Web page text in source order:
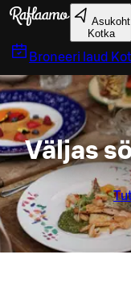
Liigu peamise sisu
Asukoht
Kotka
Broneeri laud
Väljas